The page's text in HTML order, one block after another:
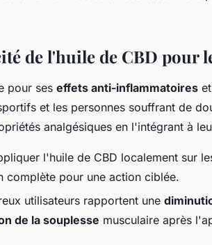
de l'huile de CBD pour
pour ses effets anti-inflammatoires
et les personnes souffrant de
analgésiques en l'intégrant à
l'huile de CBD localement sur
complète pour une action ciblée.
utilisateurs rapportent une
de la souplesse musculaire après